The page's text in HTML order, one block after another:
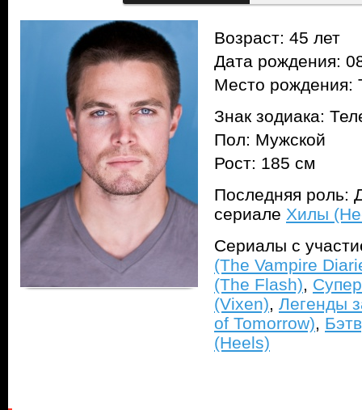
Возраст: 45 лет
Дата рождения:
Место рождения:
Знак зодиака:
Пол: Мужской
Рост: 185 см
Последняя роль:
сериале Хилы
Сериалы с
(The Vampire
(The Flash),
(Vixen), Легенды
of Tomorrow),
(Heels)